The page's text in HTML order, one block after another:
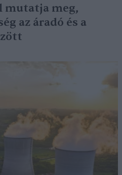
mutatja meg,
az áradó és a